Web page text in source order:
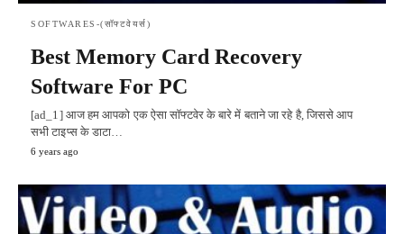
SOFTWARES-(सॉफ्टवेयर्स)
Best Memory Card Recovery
Software For PC
[ad_1] आज हम आपको एक ऐसा सॉफ्टवेर के बारे में बताने जा रहे है, जिससे आप
सभी टाइप्स के डाटा…
6 years ago